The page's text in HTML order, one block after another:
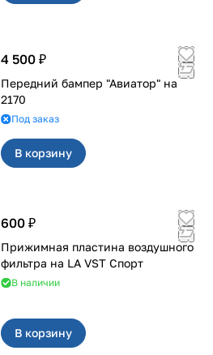
4 500 ₽
Передний бампер "Авиатор" на
2170
Под заказ
В корзину
600 ₽
Прижимная пластина воздушного
фильтра на LA VST Спорт
В наличии
В корзину